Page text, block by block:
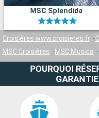
MSC Splendida
Croisières www.croisieres.fr
MSC Croisières
MSC Musica
POURQUOI